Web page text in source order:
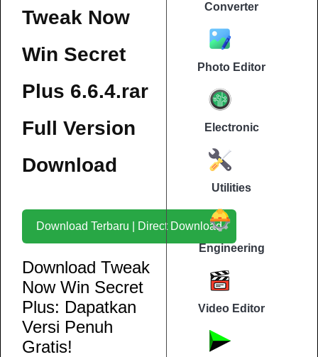
Tweak Now
Win Secret
Plus 6.6.4.rar
Full Version
Download
Download Terbaru | Direct Download
Download Tweak
Now Win Secret
Plus: Dapatkan
Versi Penuh
Gratis!
Converter
Photo Editor
Electronic
Utilities
Engineering
Video Editor